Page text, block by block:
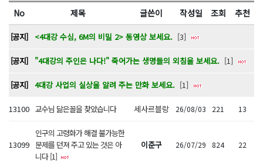
No 제목 글쓴이 작성일 조회 추천
[공지] <4대강 수심, 6M의 비밀 2> 동영상 보세요. [3]
[공지] "4대강의 주인은 나다!" 죽어가는 생명들의 외침을 보세요. [1]
[공지] 4대강 사업의 실상을 알려 주는 만화 보세요. [1]
13100 교수님 닮은꼴을 찾았습니다 세사르블랑 26/08/03 221 13
13099
인구의 고령화가 해결 불가능한
문제를 던져 주고 있는 것은 아
니다 [1]
이준구 26/07/29 824 22